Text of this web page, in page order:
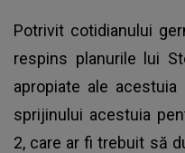
Potrivit cotidianului
respins planurile lui
apropiate ale
sprijinului acestuia
2, care ar fi trebuit să